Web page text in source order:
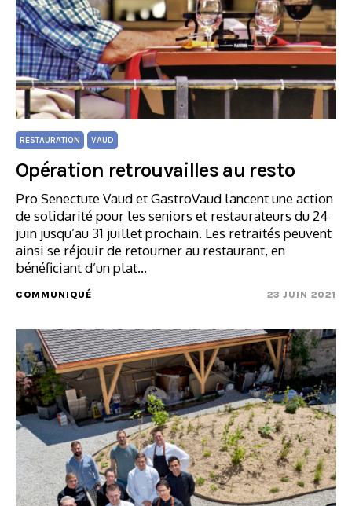
RESTAURATION VAUD
Opération retrouvailles au resto
Pro Senectute Vaud et GastroVaud lancent une action
de solidarité pour les seniors et restaurateurs du 24
juin jusqu’au 31 juillet prochain. Les retraités peuvent
ainsi se réjouir de retourner au restaurant, en
bénéficiant d’un plat…
COMMUNIQUÉ 23 JUIN 2021